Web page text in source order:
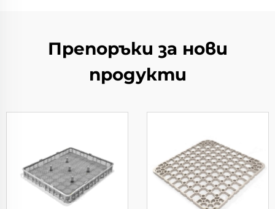
Препоръки за нови
продукти